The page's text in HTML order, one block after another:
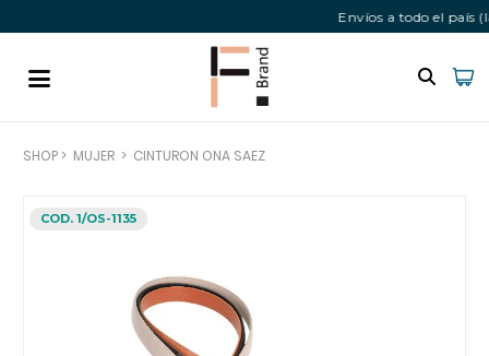
Envíos a todo el país
CINTURON ONA SAEZ
>
MUJER
>
SHOP
COD. 1/OS-1135